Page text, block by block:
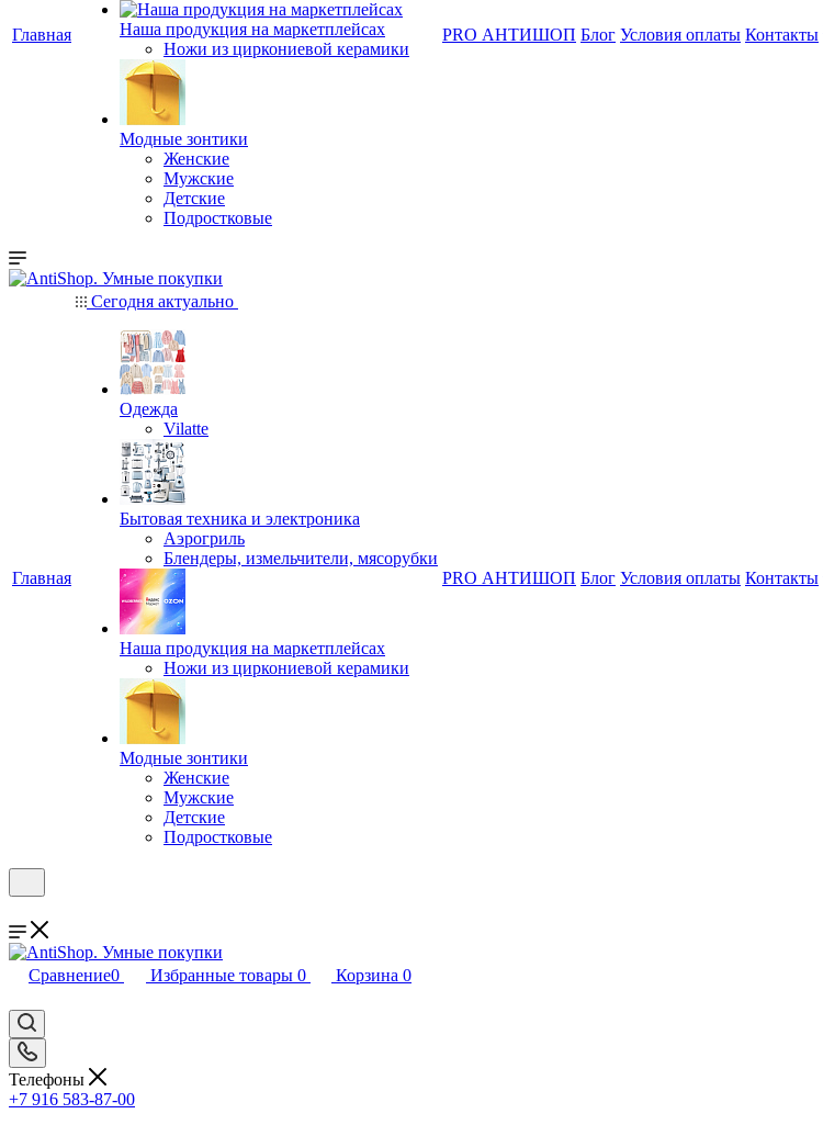
Главная
Наша продукция на маркетплейсах
Ножи из циркониевой керамики
Модные зонтики
Женские
Мужские
Детские
Подростковые
PRO АНТИШОП Блог Условия оплаты Контакты
Главная
Сегодня актуально
Одежда
Vilatte
Бытовая техника и электроника
Аэрогриль
Блендеры, измельчители, мясорубки
Наша продукция на маркетплейсах
Ножи из циркониевой керамики
Модные зонтики
Женские
Мужские
Детские
Подростковые
PRO АНТИШОП Блог Условия оплаты Контакты
Сравнение0 Избранные товары 0 Корзина 0
Телефоны
+7 916 583-87-00